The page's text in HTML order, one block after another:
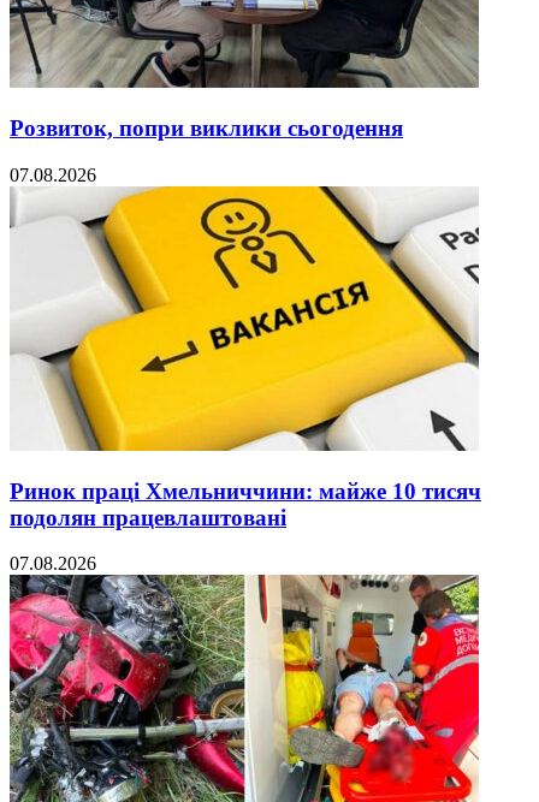
Розвиток, попри виклики сьогодення
07.08.2026
Ринок праці Хмельниччини: майже 10 тисяч
подолян працевлаштовані
07.08.2026